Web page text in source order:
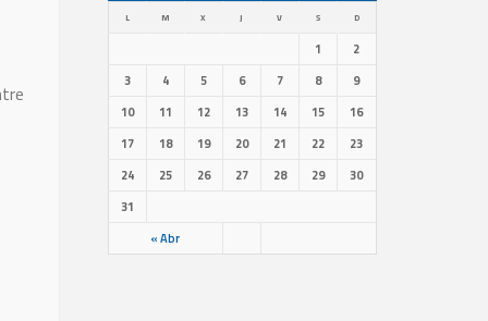
L M X J V S D
« Abr
1
2
3
4 5 6 7 8
9
10
11 12 13 14 15
16
17
18 19 20 21 22
23
24
25 26 27 28 29
30
31